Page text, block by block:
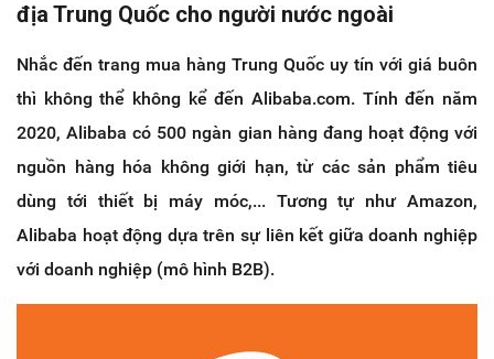
địa Trung Quốc cho người nước ngoài
Nhắc đến trang mua hàng Trung Quốc uy tín với giá buôn
thì không thể không kể đến Alibaba.com. Tính đến năm
2020, Alibaba có 500 ngàn gian hàng đang hoạt động với
nguồn hàng hóa không giới hạn, từ các sản phẩm tiêu
dùng tới thiết bị máy móc,... Tương tự như Amazon,
Alibaba hoạt động dựa trên sự liên kết giữa doanh nghiệp
với doanh nghiệp (mô hình B2B).